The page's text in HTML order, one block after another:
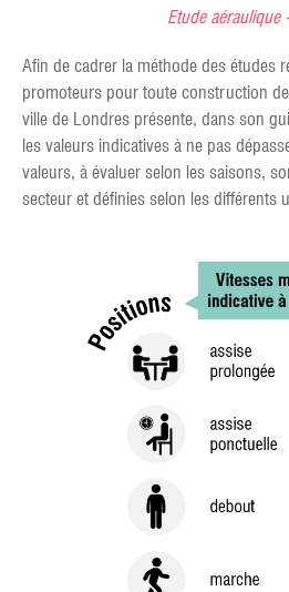
Etude aéraulique
Afin de cadrer la méthode des études
promoteurs pour toute construction
ville de Londres présente, dans son
les valeurs indicatives à ne pas
valeurs, à évaluer selon les saisons,
secteur et définies selon les différents